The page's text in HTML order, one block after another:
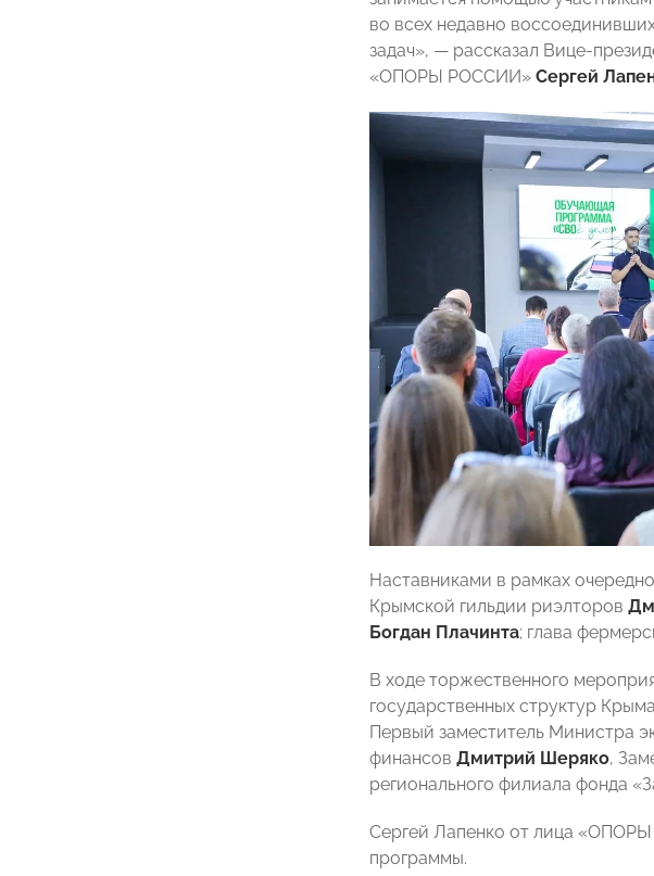
во всех недавно
задач», — рассказал Вице-
«ОПОРЫ РОССИИ» Сергей
Наставниками в рамках
Крымской гильдии риэлторов
Богдан Плачинта; глава
В ходе торжественного
государственных структур
Первый заместитель Министра
финансов Дмитрий Шеряко,
регионального филиала фонда
Сергей Лапенко от лица
программы.